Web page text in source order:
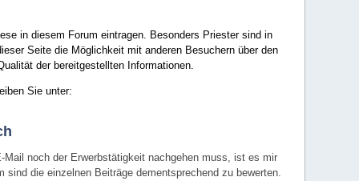
in diesem Forum eintragen. Besonders Priester sind in
Seite die Möglichkeit mit anderen Besuchern über den
der bereitgestellten Informationen.
Sie unter:
noch der Erwerbstätigkeit nachgehen muss, ist es mir
die einzelnen Beiträge dementsprechend zu bewerten.